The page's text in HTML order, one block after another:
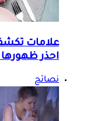
علامات
احذر
نصائح